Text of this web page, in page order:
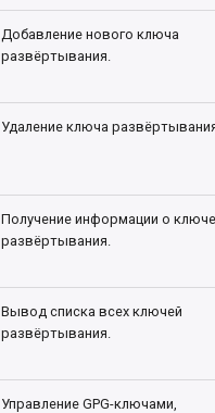
Добавление нового ключа
развёртывания.
Удаление ключа
Получение информации о ключе
развёртывания.
Вывод списка всех ключей
развёртывания.
Управление GPG-ключами,